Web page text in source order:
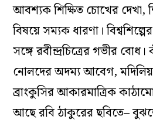
আবশ্যক শিক্ষিত চোখের দেখা,
বিষয়ে সম্যক ধারণা।
সঙ্গে রবীন্দ্রচিত্রের গভীর
নোলদের অদম্য আবেগ,
ব্রাংকুসির আকারমাত্রিক
আছে রবি ঠাকুরের ছবিতে–